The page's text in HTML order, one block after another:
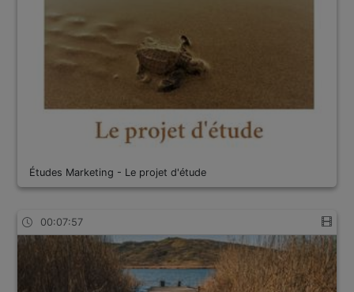
Études Marketing - Le projet d'étude
00:07:57